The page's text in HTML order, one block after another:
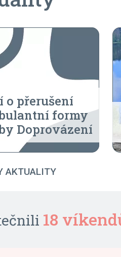
o přerušení
formy
Doprovázení
AKTUALITY
18
dětskými